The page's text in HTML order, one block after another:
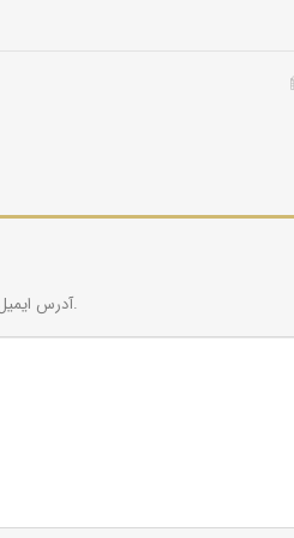
آدرس ایمیل شما منتشر نخواهد شد.